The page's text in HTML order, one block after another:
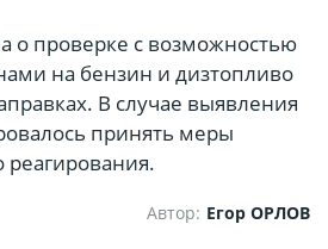
о проверке с возможностью
на бензин и дизтопливо
В случае выявления
принять меры
Автор: Егор ОРЛОВ